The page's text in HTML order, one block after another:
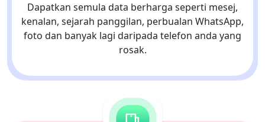
Dapatkan semula data berharga seperti mesej,
kenalan, sejarah panggilan, perbualan WhatsApp,
foto dan banyak lagi daripada telefon anda yang
rosak.